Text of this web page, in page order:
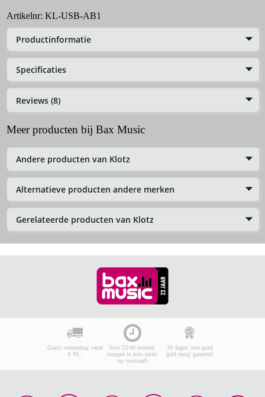
Artikelnr: KL-USB-AB1
Productinformatie
Specificaties
Reviews (8)
Meer producten bij Bax Music
Andere producten van Klotz
Alternatieve producten andere merken
Gerelateerde producten van Klotz
Gratis verzending vanaf
€ 99,-
Voor 23:00 besteld,
morgen in huis (mits
op voorraad)
30 dagen 'niet goed
geld terug' garantie!